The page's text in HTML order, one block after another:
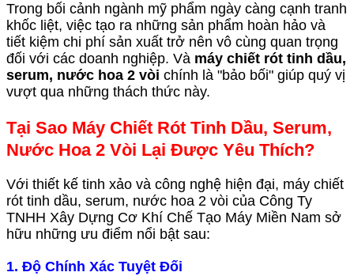
Trong bối cảnh ngành mỹ phẩm ngày càng cạnh tranh
khốc liệt, việc tạo ra những sản phẩm hoàn hảo và
tiết kiệm chi phí sản xuất trở nên vô cùng quan trọng
đối với các doanh nghiệp. Và máy chiết rót tinh dầu,
serum, nước hoa 2 vòi chính là "bảo bối" giúp quý vị
vượt qua những thách thức này.
Tại Sao Máy Chiết Rót Tinh Dầu, Serum,
Nước Hoa 2 Vòi Lại Được Yêu Thích?
Với thiết kế tinh xảo và công nghệ hiện đại, máy chiết
rót tinh dầu, serum, nước hoa 2 vòi của Công Ty
TNHH Xây Dựng Cơ Khí Chế Tạo Máy Miền Nam sở
hữu những ưu điểm nổi bật sau:
1. Độ Chính Xác Tuyệt Đối